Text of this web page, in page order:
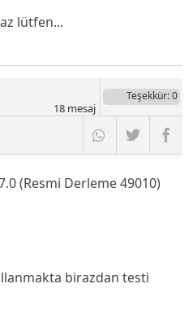
lütfen...
Teşekkür: 0
18mesaj
(Resmi Derleme 49010)
birazdan testi